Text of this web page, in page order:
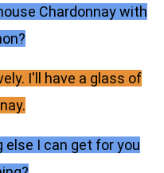
Chardonnay with
I'll have a glass of
else I can get for you